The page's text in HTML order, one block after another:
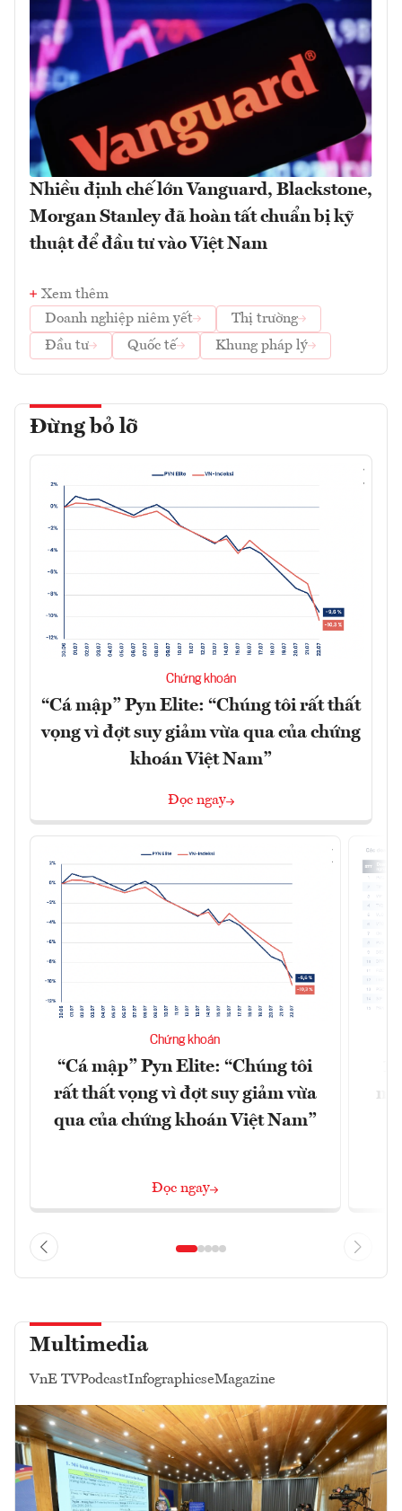
Nhiều định chế lớn Vanguard, Blackstone,
Morgan Stanley đã hoàn tất chuẩn bị kỹ
thuật để đầu tư vào Việt Nam
Xem thêm
Doanh nghiệp niêm yết
Thị trường
Đầu tư
Quốc tế Khung pháp lý
Đừng bỏ lỡ
Chứng khoán
“Cá mập” Pyn Elite: “Chúng tôi rất thất
vọng vì đợt suy giảm vừa qua của chứng
khoán Việt Nam”
Đọc ngay
Chứng khoán
“Cá mập” Pyn Elite: “Chúng tôi
rất thất vọng vì đợt suy giảm vừa
qua của chứng khoán Việt Nam”
Đọc ngay
Multimedia
VnE TVPodcastInfographicseMagazine